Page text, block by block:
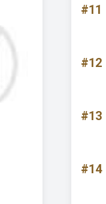
#11
#12
#13
#14